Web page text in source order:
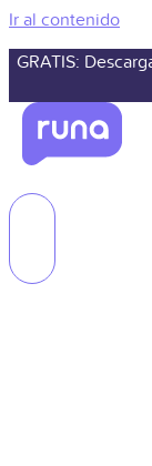
Ir al contenido
GRATIS: